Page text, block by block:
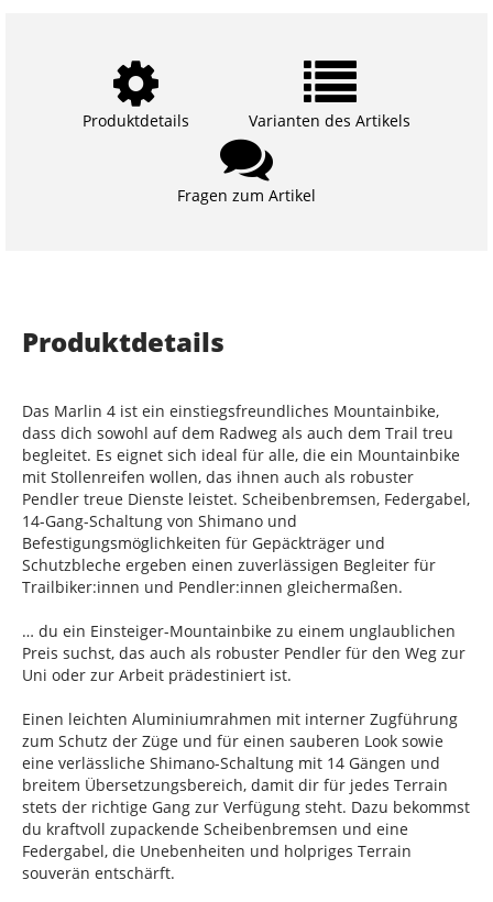
Produktdetails Varianten des Artikels
Fragen zum Artikel
Produktdetails
Das Marlin 4 ist ein einstiegsfreundliches Mountainbike,
dass dich sowohl auf dem Radweg als auch dem Trail treu
begleitet. Es eignet sich ideal für alle, die ein Mountainbike
mit Stollenreifen wollen, das ihnen auch als robuster
Pendler treue Dienste leistet. Scheibenbremsen, Federgabel,
14-Gang-Schaltung von Shimano und
Befestigungsmöglichkeiten für Gepäckträger und
Schutzbleche ergeben einen zuverlässigen Begleiter für
Trailbiker:innen und Pendler:innen gleichermaßen.
… du ein Einsteiger-Mountainbike zu einem unglaublichen
Preis suchst, das auch als robuster Pendler für den Weg zur
Uni oder zur Arbeit prädestiniert ist.
Einen leichten Aluminiumrahmen mit interner Zugführung
zum Schutz der Züge und für einen sauberen Look sowie
eine verlässliche Shimano-Schaltung mit 14 Gängen und
breitem Übersetzungsbereich, damit dir für jedes Terrain
stets der richtige Gang zur Verfügung steht. Dazu bekommst
du kraftvoll zupackende Scheibenbremsen und eine
Federgabel, die Unebenheiten und holpriges Terrain
souverän entschärft.